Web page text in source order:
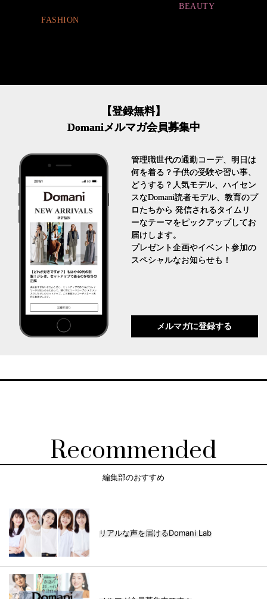
FASHION
BEAUTY
【登録無料】
Domaniメルマガ会員募集中
管理職世代の通勤コーデ、明日は
何を着る？子供の受験や習い事、
どうする？人気モデル、ハイセン
スなDomani読者モデル、教育のプ
ロたちから 発信されるタイムリ
ーなテーマをピックアップしてお
届けします。
プレゼント企画やイベント参加の
スペシャルなお知らせも！
メルマガに登録する
Recommended
編集部のおすすめ
リアルな声を届けるDomani Lab